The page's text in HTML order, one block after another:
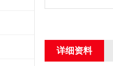
详细资料